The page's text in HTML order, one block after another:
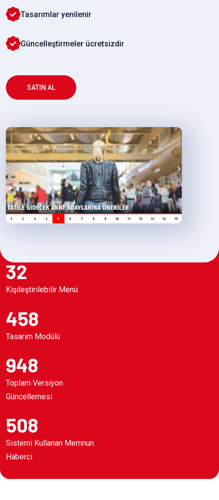
Tasarımlar yenilenir
Güncelleştirmeler ücretsizdir
SATIN AL
32
Kişileştirilebilir Menü
458
Tasarım Modülü
948
Toplam Versiyon
Güncellemesi
508
Sistemi Kullanan Memnun
Haberci